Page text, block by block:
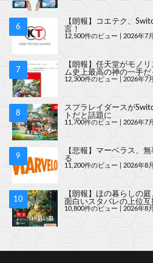
【朗報】コエテク、
言！
12,500件のビュー 2026年7
【朗報】任天堂がモノ
ム史上最高の神の一手
12,300件のビュー|2026年7
スプラレイダースが
トだと話題に
11,700件のビュー 2026年7
【悲報】マーベラス、
る
11,200件のビュー 2026年8
【朗報】ほの暮らしの
面白いスタバレの上位
10,800件のビュー |2026年8